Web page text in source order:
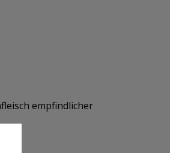
empfindlicher